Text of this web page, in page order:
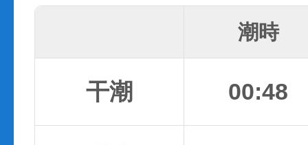
潮時
干潮 00:48